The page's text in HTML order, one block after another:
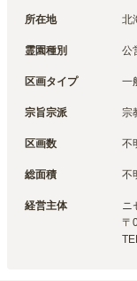
所在地 北
霊園種別 公
区画タイプ 一
宗旨宗派 宗
区画数 不
総面積 不
経営主体 ニ
〒